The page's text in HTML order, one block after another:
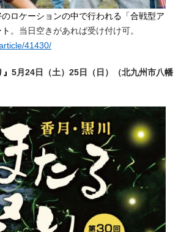
ロケーションの中で行われる「合戦型ア
。当日空きがあれば受け付け可。
41430/
5月24日（土）25日（日）（北九州市八幡